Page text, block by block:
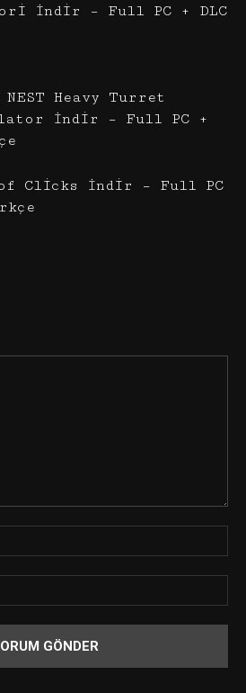
İndir – Full PC + DLC
NEST Heavy Turret
İndir – Full PC +
of Clicks İndir – Full PC